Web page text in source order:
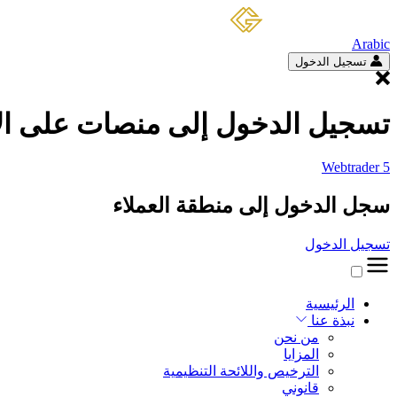
Arabic
تسجيل الدخول
تسجيل الدخول إلى منصات على
Webtrader 5
سجل الدخول إلى منطقة العملاء
تسجيل الدخول
الرئيسية
نبذة عنا
من نحن
المزايا
الترخيص واللائحة التنظيمية
قانوني